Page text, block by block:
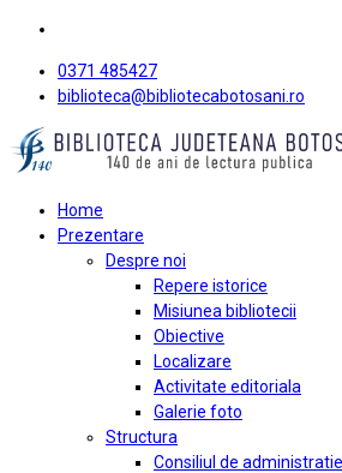
0371 485427
biblioteca@bibliotecabotosani.ro
Home
Prezentare
Despre noi
Repere istorice
Misiunea bibliotecii
Obiective
Localizare
Activitate editoriala
Galerie foto
Structura
Consiliul de administratie